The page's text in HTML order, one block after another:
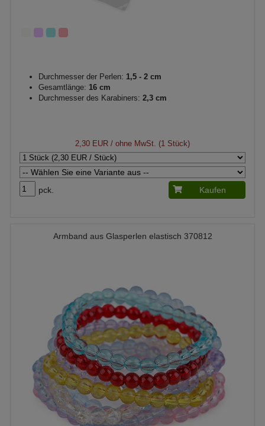
Durchmesser der Perlen: 1,5 - 2 cm
Gesamtlänge: 16 cm
Durchmesser des Karabiners: 2,3 cm
2,30 EUR / ohne MwSt. (1 Stück)
pck. Kaufen
Armband aus Glasperlen elastisch 370812